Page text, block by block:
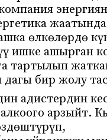
өлкөлөрдө
ишке ашырган
тартылып
бир жолу
адистердин
арзыйт.